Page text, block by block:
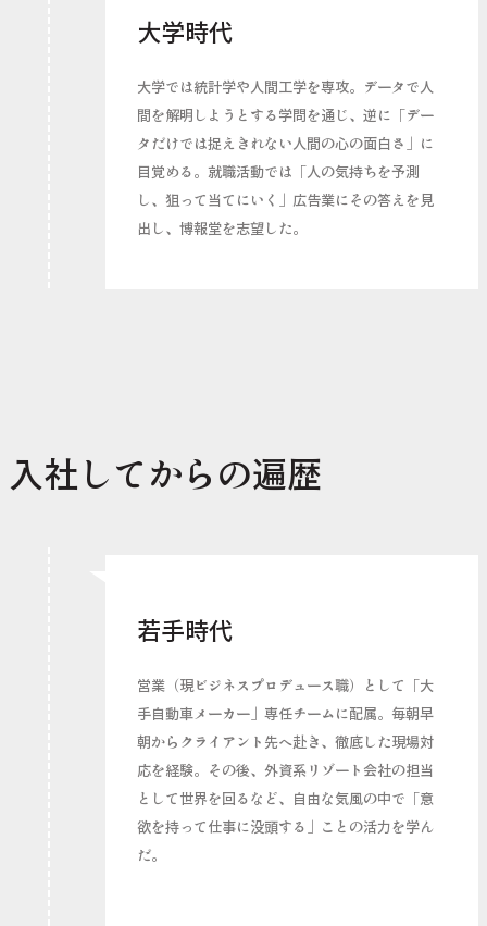
大学時代
大学では統計学や人間工学を専攻。データで人
間を解明しようとする学問を通じ、逆に「デー
タだけでは捉えきれない人間の心の面白さ」に
目覚める。就職活動では「人の気持ちを予測
し、狙って当てにいく」広告業にその答えを見
出し、博報堂を志望した。
入社してからの遍歴
若手時代
営業（現ビジネスプロデュース職）として「大
手自動車メーカー」専任チームに配属。毎朝早
朝からクライアント先へ赴き、徹底した現場対
応を経験。その後、外資系リゾート会社の担当
として世界を回るなど、自由な気風の中で「意
欲を持って仕事に没頭する」ことの活力を学ん
だ。